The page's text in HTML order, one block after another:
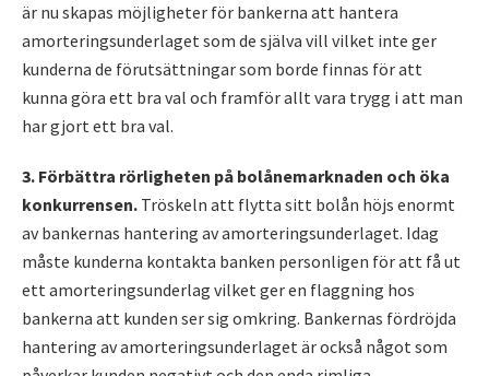
är nu skapas möjligheter för bankerna att hantera
amorteringsunderlaget som de själva vill vilket inte ger
kunderna de förutsättningar som borde finnas för att
kunna göra ett bra val och framför allt vara trygg i att man
har gjort ett bra val.
3. Förbättra rörligheten på bolånemarknaden och öka
konkurrensen. Tröskeln att flytta sitt bolån höjs enormt
av bankernas hantering av amorteringsunderlaget. Idag
måste kunderna kontakta banken personligen för att få ut
ett amorteringsunderlag vilket ger en flaggning hos
bankerna att kunden ser sig omkring. Bankernas fördröjda
hantering av amorteringsunderlaget är också något som